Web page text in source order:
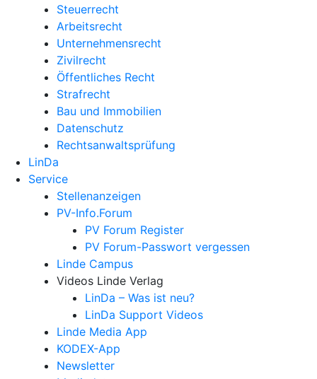
Steuerrecht
Arbeitsrecht
Unternehmens­recht
Zivilrecht
Öffentliches Recht
Strafrecht
Bau und Immobilien
Datenschutz
Rechtsanwalts­prüfung
LinDa
Service
Stellenanzeigen
PV-Info.Forum
PV Forum Register
PV Forum-Passwort vergessen
Linde Campus
Videos Linde Verlag
LinDa – Was ist neu?
LinDa Support Videos
Linde Media App
KODEX-App
Newsletter